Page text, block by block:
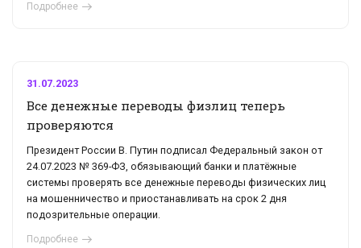
Подробнее
31.07.2023
Все денежные переводы физлиц теперь
проверяются
Президент России В. Путин подписал Федеральный закон от
24.07.2023 № 369-ФЗ, обязывающий банки и платёжные
системы проверять все денежные переводы физических лиц
на мошенничество и приостанавливать на срок 2 дня
подозрительные операции.
Подробнее